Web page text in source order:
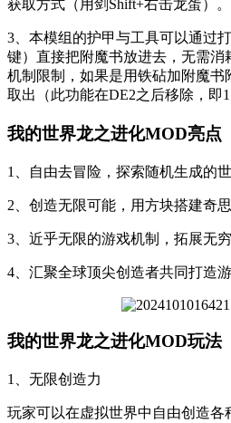
获取方式（用剑Shift+右击龙蛋）。
3、本模组的护甲与工具可以通过
键）直接把附魔书放进去，无需
机制限制，如果是用铁砧加附魔书
取出（此功能在DE2之后移除，即
我的世界龙之进化MOD亮点
1、自由去冒险，探索随机生成的
2、创造无限可能，用方块搭建奇
3、近乎无限的游戏机制，拓展无
4、汇聚全球顶尖创造者共同打造
我的世界龙之进化MOD玩法
1、无限创造力
玩家可以在虚拟世界中自由创造